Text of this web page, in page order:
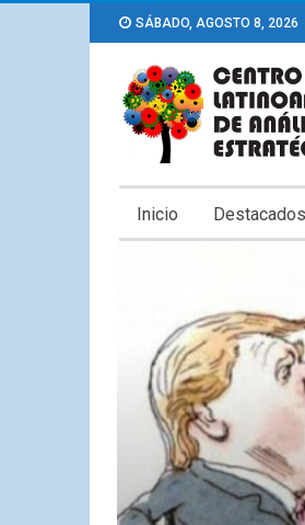
SÁBADO, AGOSTO 8, 2026
Inicio Destacados